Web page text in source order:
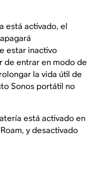
está activado, el
estar inactivo
de entrar en modo de
la vida útil de
Sonos portátil no
está activado en
y desactivado